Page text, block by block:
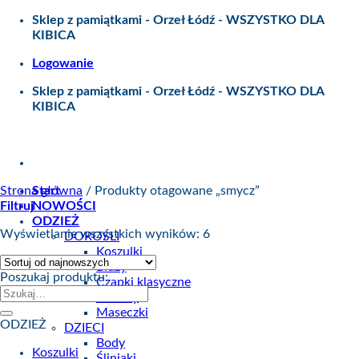
Skip
Sklep z pamiątkami - Orzeł Łódź - WSZYSTKO DLA
KIBICA
Logowanie
Sklep z pamiątkami - Orzeł Łódź - WSZYSTKO DLA
KIBICA
Start
NOWOŚCI
ODZIEŻ
DOROŚLI
Koszulki
Bluzy
Czapki klasyczne
Maseczki
DZIECI
Body
Strona główna / Produkty otagowane „smycz”
Filtruj
Wyświetlanie wszystkich wyników: 6
Poszukaj produktu:
Szukaj:
ODZIEŻ
Koszulki